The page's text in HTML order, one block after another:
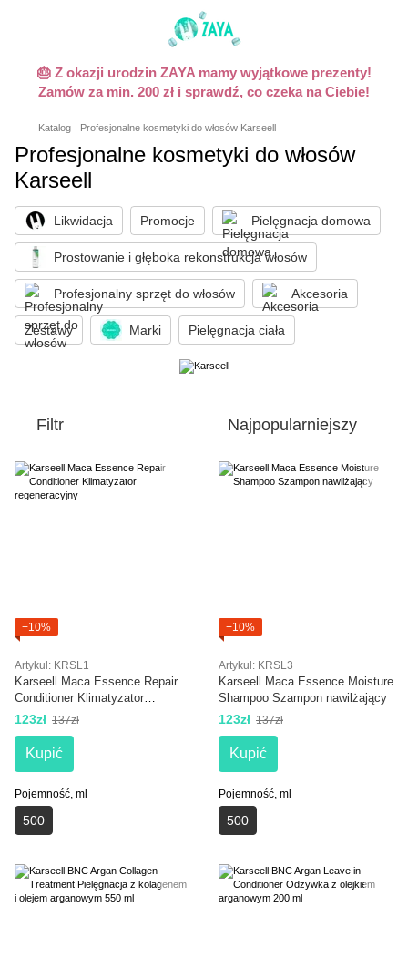
🎂 Z okazji urodzin ZAYA mamy wyjątkowe prezenty!
Zamów za min. 200 zł i sprawdź, co czeka na Ciebie!
Katalog Profesjonalne kosmetyki do włosów Karseell
Profesjonalne kosmetyki do włosów
Karseell
Likwidacja Promocje Pielęgnacja domowa
Prostowanie i głęboka rekonstrukcja włosów
Profesjonalny sprzęt do włosów Akcesoria
Zestawy Marki Pielęgnacja ciała
Filtr Najpopularniejszy
−10%
Artykuł: KRSL1
Karseell Maca Essence Repair
Conditioner Klimatyzator
regeneracyjny
123zł 137zł
Kupić
Pojemność, ml
500
−10%
Artykuł: KRSL3
Karseell Maca Essence Moisture
Shampoo Szampon nawilżający
123zł 137zł
Kupić
Pojemność, ml
500